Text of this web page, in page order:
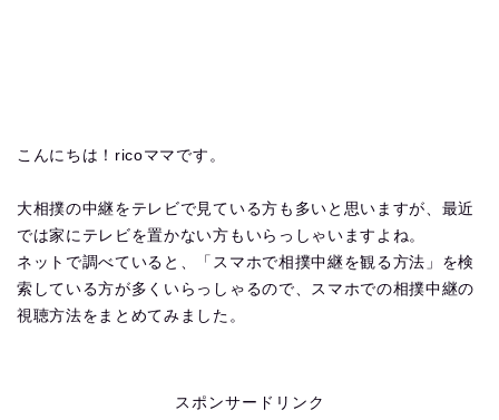
こんにちは！ricoママです。
大相撲の中継をテレビで見ている方も多いと思いますが、最近
では家にテレビを置かない方もいらっしゃいますよね。
ネットで調べていると、「スマホで相撲中継を観る方法」を検
索している方が多くいらっしゃるので、スマホでの相撲中継の
視聴方法をまとめてみました。
スポンサードリンク